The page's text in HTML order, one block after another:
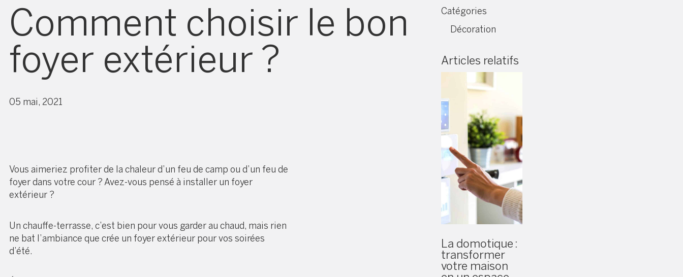
Comment choisir le bon
foyer extérieur ?
05 mai, 2021
Vous aimeriez profiter de la chaleur d’un feu de camp ou d’un feu de
foyer dans votre cour ? Avez-vous pensé à installer un foyer
extérieur ?
Un chauffe-terrasse, c’est bien pour vous garder au chaud, mais rien
ne bat l’ambiance que crée un foyer extérieur pour vos soirées
d’été.
Catégories
Décoration
Articles relatifs
La domotique :
transformer
votre maison